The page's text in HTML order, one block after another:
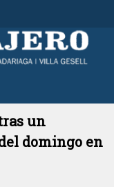
un
domingo en